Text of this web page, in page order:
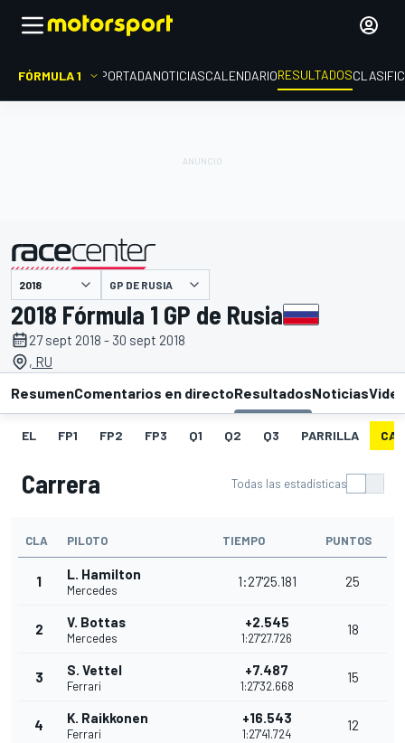
FÓRMULA 1 PORTADANOTICIASCALENDARIORESULTADOS
presentado por GP DE RUSIA
2018 Fórmula 1 GP de Rusia
27 sept 2018 - 30 sept 2018
, RU
ResumenComentarios en directoResultadosNoticias
EL FP1 FP2 FP3 Q1 Q2 Q3 PARRILLA
Carrera Todas las estadísticas
CLA PILOTO TIEMPO PUNTOS
1 L. Hamilton
Mercedes
1:27'25.181 25
2 V. Bottas
Mercedes
+2.545
1:27'27.726
18
3 S. Vettel
Ferrari
+7.487
1:27'32.668
15
4 K. Raikkonen
Ferrari
+16.543
1:27'41.724
12